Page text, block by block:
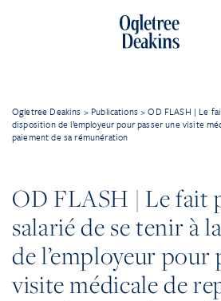
Ogletree Deakins > Publications >OD FLASH | Le
disposition de l’employeur pour passer une visite
paiement de sa rémunération
OD FLASH | Le fait
salarié de se tenir à
de l’employeur pour
visite médicale de